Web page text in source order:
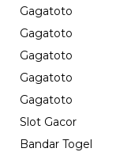
Gagatoto
Gagatoto
Gagatoto
Gagatoto
Gagatoto
Slot Gacor
Bandar Togel